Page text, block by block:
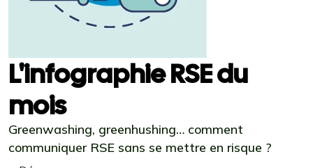
L'infographie RSE du
mois
Greenwashing, greenhushing… comment
communiquer RSE sans se mettre en risque ?